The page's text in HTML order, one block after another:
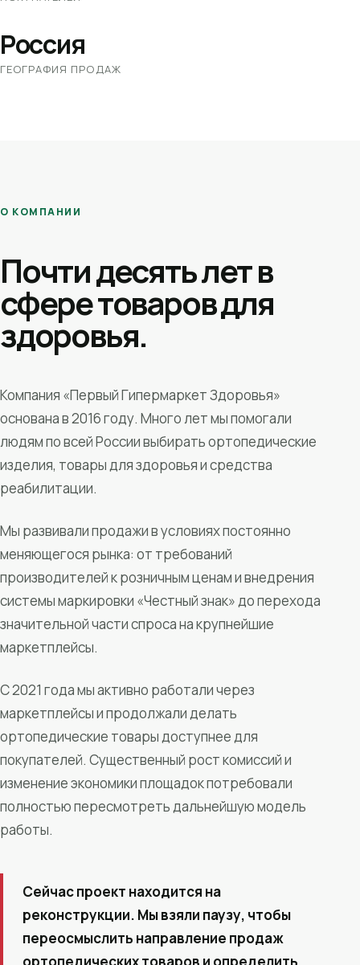
Россия
ГЕОГРАФИЯ ПРОДАЖ
О КОМПАНИИ
Почти десять лет в
сфере товаров для
здоровья.
Компания «Первый Гипермаркет Здоровья»
основана в 2016 году. Много лет мы помогали
людям по всей России выбирать ортопедические
изделия, товары для здоровья и средства
реабилитации.
Мы развивали продажи в условиях постоянно
меняющегося рынка: от требований
производителей к розничным ценам и внедрения
системы маркировки «Честный знак» до перехода
значительной части спроса на крупнейшие
маркетплейсы.
С 2021 года мы активно работали через
маркетплейсы и продолжали делать
ортопедические товары доступнее для
покупателей. Существенный рост комиссий и
изменение экономики площадок потребовали
полностью пересмотреть дальнейшую модель
работы.
Сейчас проект находится на
реконструкции. Мы взяли паузу, чтобы
переосмыслить направление продаж